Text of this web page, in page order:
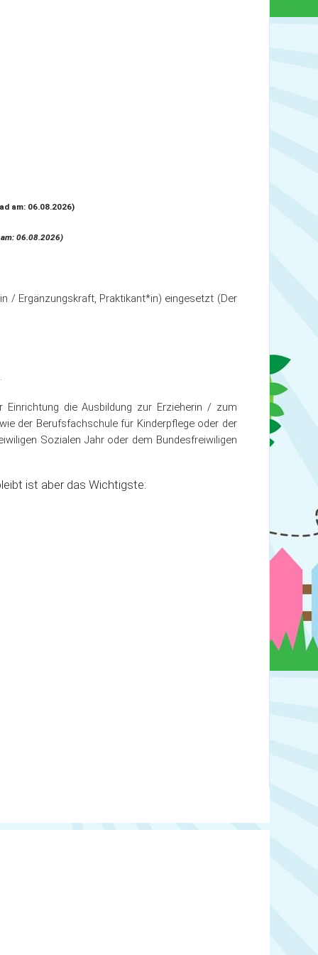
am: 06.08.2026)
am: 06.08.2026)
/ Ergänzungskraft, Praktikant*in) eingesetzt (Der
Einrichtung die Ausbildung zur Erzieherin / zum
der Berufsfachschule für Kinderpflege oder der
Sozialen Jahr oder dem Bundesfreiwiligen
ist aber das Wichtigste: